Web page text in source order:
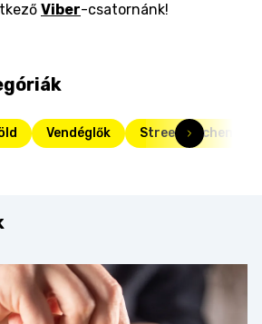
Viber-csatornánk!
Vendéglők Street Kitchen